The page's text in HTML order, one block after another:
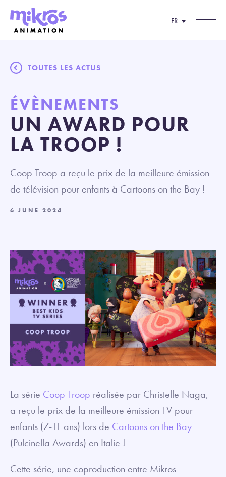
FR
TOUTES LES ACTUS
ÉVÈNEMENTS
UN AWARD POUR
LA TROOP !
Coop Troop a reçu le prix de la meilleure émission
de télévision pour enfants à Cartoons on the Bay !
6 JUNE 2024
La série Coop Troop réalisée par Christelle Naga,
a reçu le prix de la meilleure émission TV pour
enfants (7-11 ans) lors de Cartoons on the Bay
(Pulcinella Awards) en Italie !
Cette série, une coproduction entre Mikros